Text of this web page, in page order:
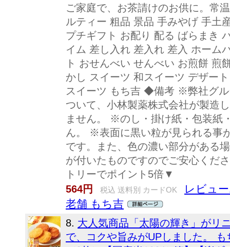
ご家庭で、お茶請けのお供に。常
ルティー 粗品 景品 手みやげ 手土
プチギフト お配り 配る ばらまき
イム 差し入れ 差入れ 差入 ホーム
ト おせんべい せんべい お煎餅 煎
かし スイーツ 和スイーツ デザー
スイーツ もち吉 ◆備考 ※弊社グ
ついて、小林製薬株式会社が製造
ません。 ※のし・掛け紙・包装紙
ん。 ※表面に黒い粒が見られる事
です。また、色の濃い部分がある
が付いたものですのでご安心くだ
トリーでポイント5倍▼
564円
税込 送料別 カードOK
レビュ
老舗 もち吉
8. 大人気商品「太陽の輝き」がリ
で、コクや旨みがUPしました。